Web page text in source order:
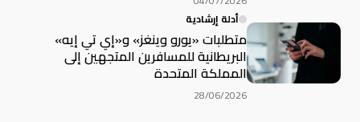
أدلة إرشادية
متطلبات «يورو وينغز» و«إي تي إيه»
البريطانية للمسافرين المتجهين إلى
المملكة المتحدة
28/06/2026